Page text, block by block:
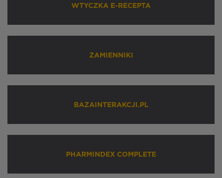
WTYCZKA E-RECEPTA
ZAMIENNIKI
BAZAINTERAKCJI.PL
PHARMINDEX COMPLETE